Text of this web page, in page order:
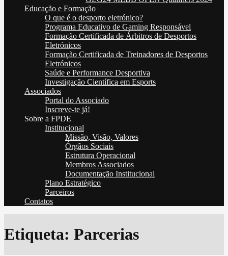
Educação e Formação
O que é o desporto eletrónico?
Programa Educativo de Gaming Responsável
Formação Certificada de Árbitros de Desportos
Eletrónicos
Formação Certificada de Treinadores de Desportos
Eletrónicos
Saúde e Performance Desportiva
Investigação Científica em Esports
Associados
Portal do Associado
Inscreve-te já!
Sobre a FPDE
Institucional
Missão, Visão, Valores
Órgãos Sociais
Estrutura Operacional
Membros Associados
Documentação Institucional
Plano Estratégico
Parceiros
Contatos
Etiqueta: Parcerias